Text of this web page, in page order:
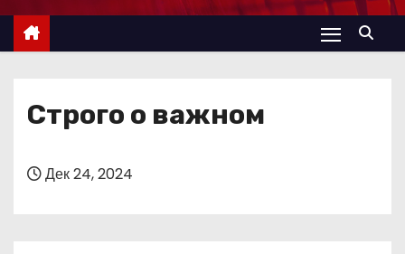
ж
Строго о важном
Дек 24, 2024